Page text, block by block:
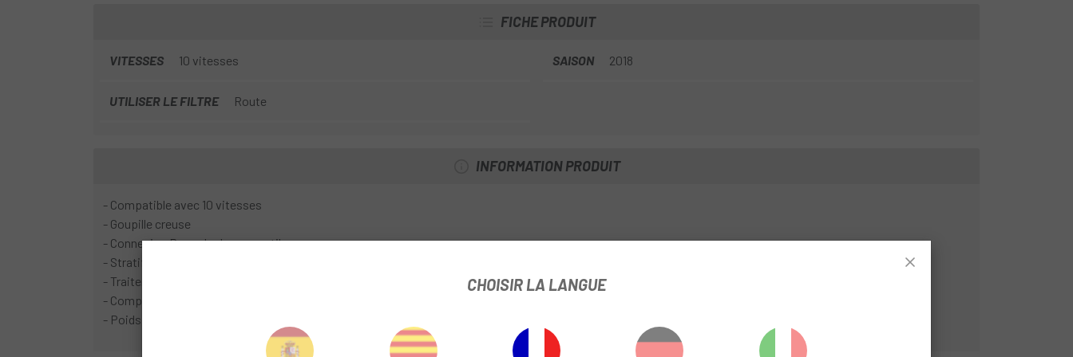
FICHE PRODUIT
VITESSES 10 vitesses SAISON 2018
UTILISER LE FILTRE Route
INFORMATION PRODUIT
- Compatible avec 10 vitesses
- Goupille creuse
- Connexion Powerlock sans outils
- Stratifié nickel extérieur gris intérieur couleur argent
- Traitement chromoly durci
- Compatible avec SRAM ET SHIMANO
- Poids 257gr (114 maillons)
CHOISIR LA LANGUE